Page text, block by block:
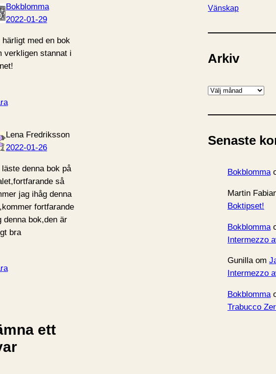
Bokblomma
2022-01-29
härligt med en bok
verkligen stannat i
Lena Fredriksson
2022-01-26
läste denna bok på
så
jag ihåg denna
fortfarande
denna bok,den är
bra
ett
Vänskap
Arkiv
A
k
v
Senaste
Bokblomma
Martin
Boktipset!
Bokblomma
Intermezzo
Gunillaom
Intermezzo
Bokblomma
Trabucco